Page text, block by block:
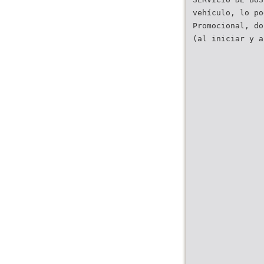
vehículo, lo
Promocional,
(al iniciar y al